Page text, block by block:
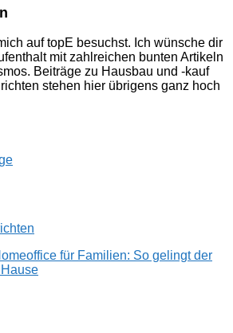
auf topE besuchst. Ich wünsche dir
mit zahlreichen bunten Artikeln
Beiträge zu Hausbau und -kauf
stehen hier übrigens ganz hoch
für Familien: So gelingt der